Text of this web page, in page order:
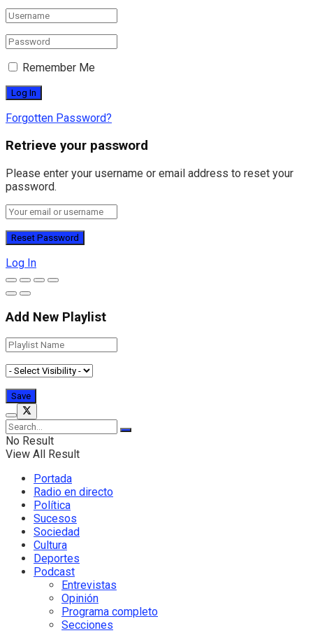
Remember Me
Forgotten Password?
Retrieve your password
Please enter your username or email address to reset your
password.
Log In
Add New Playlist
No Result
View All Result
Portada
Radio en directo
Política
Sucesos
Sociedad
Cultura
Deportes
Podcast
Entrevistas
Opinión
Programa completo
Secciones